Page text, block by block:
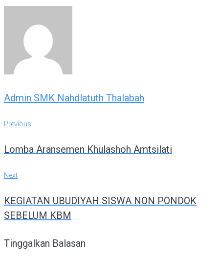
Admin SMK Nahdlatuth Thalabah
Navigasi
pos
Previous
Previous
Lomba Aransemen Khulashoh Amtsilati
Next
Next
KEGIATAN UBUDIYAH SISWA NON PONDOK
SEBELUM KBM
Tinggalkan Balasan